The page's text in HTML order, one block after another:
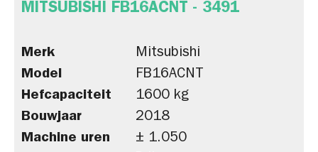
MITSUBISHI FB16ACNT - 3491
Merk
Mitsubishi
Model
FB16ACNT
Hefcapaciteit
1600 kg
Bouwjaar
2018
Machine uren
± 1.050